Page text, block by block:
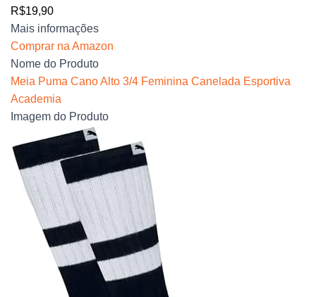
R$19,90
Mais informações
Comprar na Amazon
Nome do Produto
Meia Puma Cano Alto 3/4 Feminina Canelada Esportiva
Academia
Imagem do Produto